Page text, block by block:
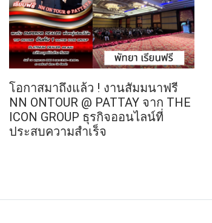
โอกาสมาถึงแล้ว ! งานสัมมนาฟรี
NN ONTOUR @ PATTAY จาก THE
ICON GROUP ธุรกิจออนไลน์ที่
ประสบความสำเร็จ